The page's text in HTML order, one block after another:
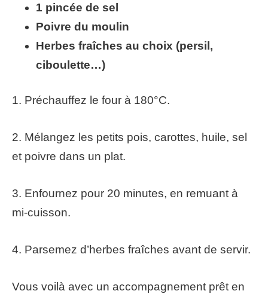
1 pincée de sel
Poivre du moulin
Herbes fraîches au choix (persil,
ciboulette…)
1. Préchauffez le four à 180°C.
2. Mélangez les petits pois, carottes, huile, sel
et poivre dans un plat.
3. Enfournez pour 20 minutes, en remuant à
mi-cuisson.
4. Parsemez d’herbes fraîches avant de servir.
Vous voilà avec un accompagnement prêt en